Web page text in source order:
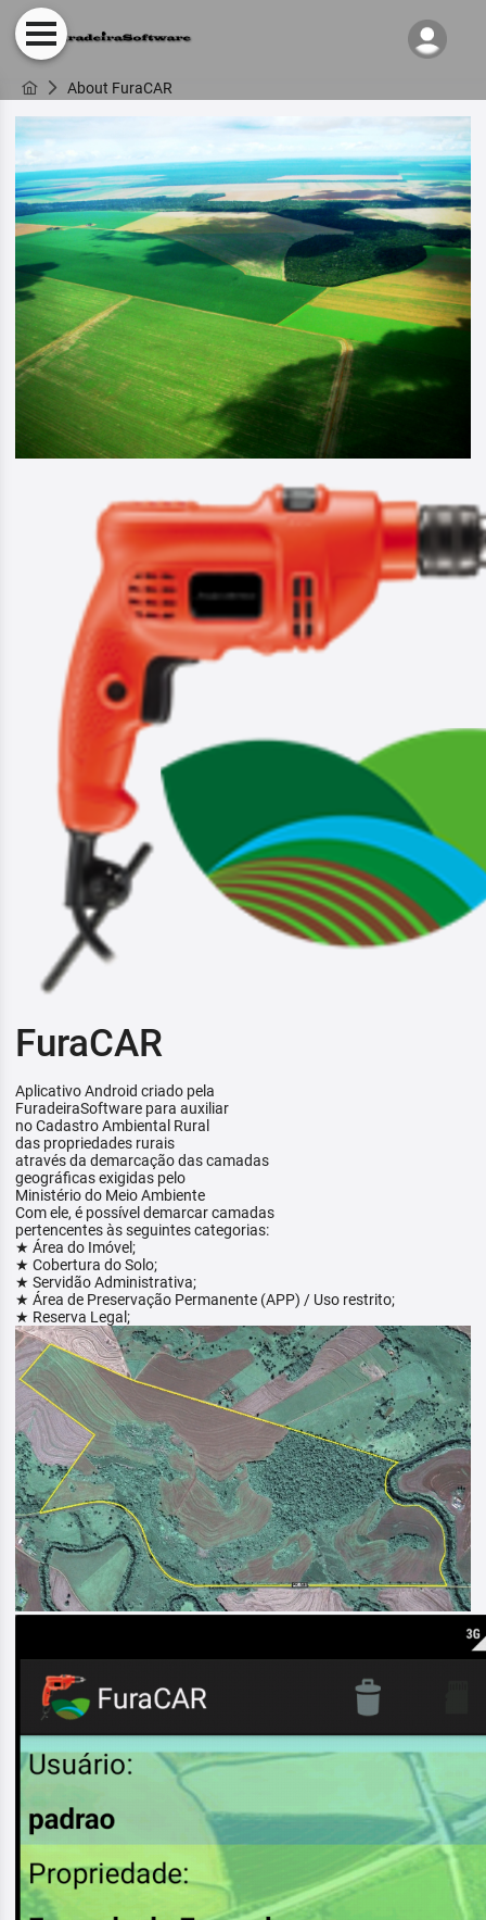
About FuraCAR
FuraCAR
Aplicativo Android criado pela
FuradeiraSoftware para auxiliar
no Cadastro Ambiental Rural
das propriedades rurais
através da demarcação das camadas
geográficas exigidas pelo
Ministério do Meio Ambiente
Com ele, é possível demarcar camadas
pertencentes às seguintes categorias:
★ Área do Imóvel;
★ Cobertura do Solo;
★ Servidão Administrativa;
★ Área de Preservação Permanente (APP) / Uso restrito;
★ Reserva Legal;